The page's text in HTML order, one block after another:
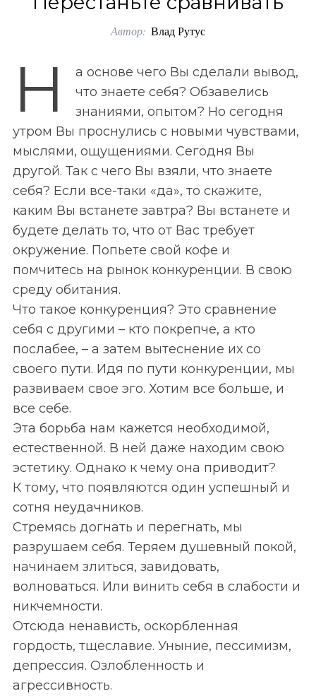
o
Автор: Влад Рутус
Н
а основе чего Вы сделали вывод,
что знаете себя? Обзавелись
знаниями, опытом? Но сегодня
утром Вы проснулись с новыми чувствами,
мыслями, ощущениями. Сегодня Вы
другой. Так с чего Вы взяли, что знаете
себя? Если все-таки «да», то скажите,
каким Вы встанете завтра? Вы встанете и
будете делать то, что от Вас требует
окружение. Попьете свой кофе и
помчитесь на рынок конкуренции. В свою
среду обитания.
Что такое конкуренция? Это сравнение
себя с другими – кто покрепче, а кто
послабее, – а затем вытеснение их со
своего пути. Идя по пути конкуренции, мы
развиваем свое эго. Хотим все больше, и
все себе.
Эта борьба нам кажется необходимой,
естественной. В ней даже находим свою
эстетику. Однако к чему она приводит?
К тому, что появляются один успешный и
сотня неудачников.
Стремясь догнать и перегнать, мы
разрушаем себя. Теряем душевный покой,
начинаем злиться, завидовать,
волноваться. Или винить себя в слабости и
никчемности.
Отсюда ненависть, оскорбленная
гордость, тщеславие. Уныние, пессимизм,
депрессия. Озлобленность и
агрессивность.